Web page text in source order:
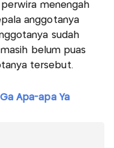
menengah
anggotanya
sudah
belum puas
tersebut.
Apa-apa Ya